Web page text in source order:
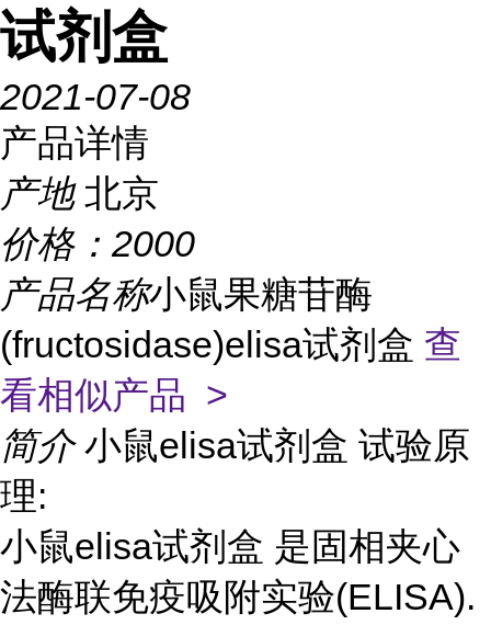
试剂盒
2021-07-08
产品详情
产地 北京
价格： 2000
产品名称小鼠果糖苷酶
(fructosidase)elisa试剂盒 查
看相似产品 >
简介 小鼠elisa试剂盒 试验原
理:
小鼠elisa试剂盒 是固相夹心
法酶联免疫吸附实验(ELISA).